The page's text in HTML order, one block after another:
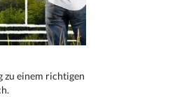
zu einem richtigen